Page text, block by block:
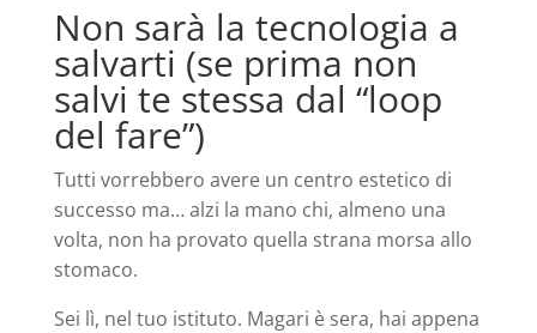
Non sarà la tecnologia a
salvarti (se prima non
salvi te stessa dal “loop
del fare”)
Tutti vorrebbero avere un centro estetico di
successo ma… alzi la mano chi, almeno una
volta, non ha provato quella strana morsa allo
stomaco.
Sei lì, nel tuo istituto. Magari è sera, hai appena